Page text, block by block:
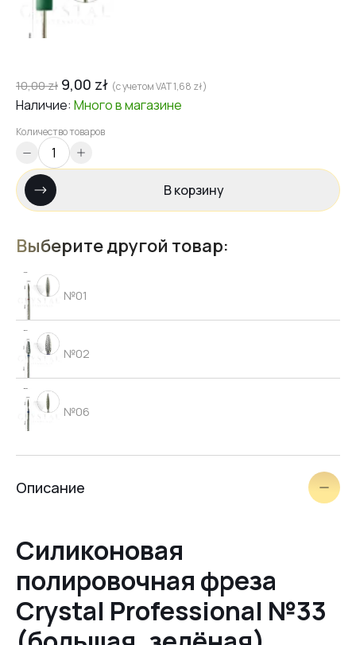
10,00zł 9,00 zł (с учетом VAT1,68 zł)
Наличие: Многов магазине
Количество товаров
В корзину
Выберите другой товар:
№01
№02
№06
№09
Описание
Силиконовая
полировочная фреза
Crystal Professional №33